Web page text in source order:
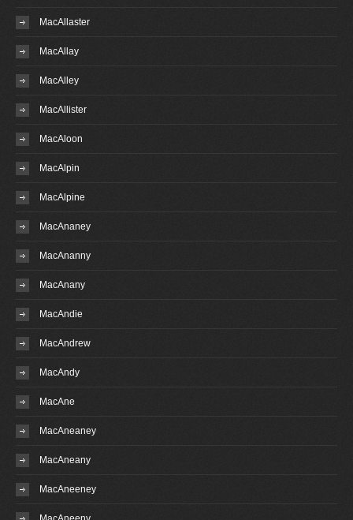
MacAllaster
MacAllay
MacAlley
MacAllister
MacAloon
MacAlpin
MacAlpine
MacAnaney
MacAnanny
MacAnany
MacAndie
MacAndrew
MacAndy
MacAne
MacAneaney
MacAneany
MacAneeney